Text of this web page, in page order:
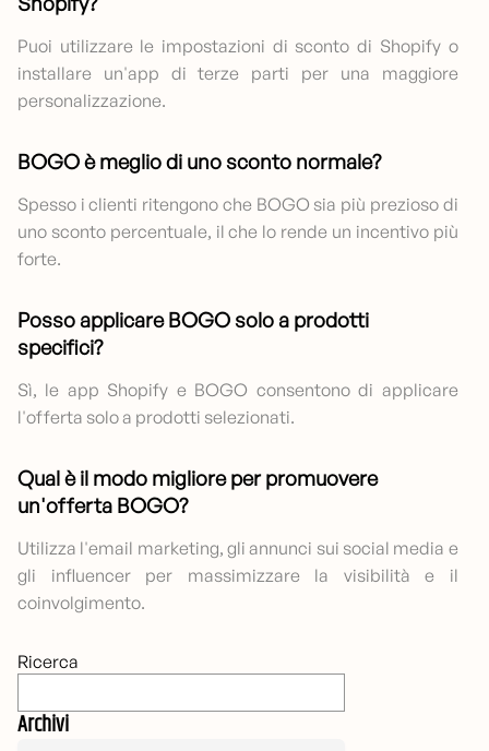
Ricerca
Archivi
Puoi utilizzare le impostazioni di sconto di Shopify o
installare un'app di terze parti per una maggiore
personalizzazione.
BOGO è meglio di uno sconto normale?
Spesso i clienti ritengono che BOGO sia più prezioso di
uno sconto percentuale, il che lo rende un incentivo più
forte.
Posso applicare BOGO solo a prodotti
specifici?
Sì, le app Shopify e BOGO consentono di applicare
l'offerta solo a prodotti selezionati.
Qual è il modo migliore per promuovere
un'offerta BOGO?
Utilizza l'email marketing, gli annunci sui social media e
gli influencer per massimizzare la visibilità e il
coinvolgimento.